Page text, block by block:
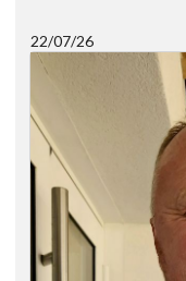
22/07/26